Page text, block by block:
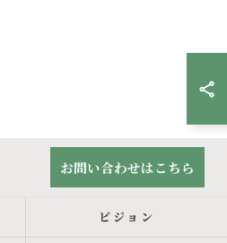
お問い合わせはこちら
ビジョン